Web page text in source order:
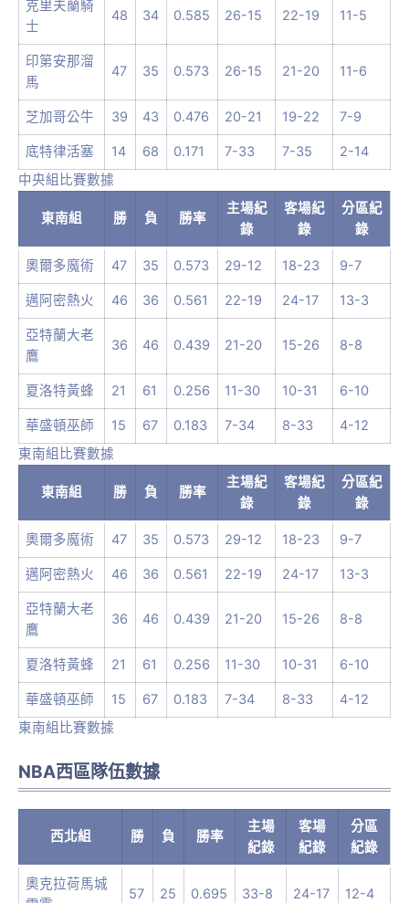
克里夫蘭騎
士
48 34 0.585 26-15 22-19 11-5
印第安那溜
馬
47 35 0.573 26-15 21-20 11-6
芝加哥公牛 39 43 0.476 20-21 19-22 7-9
底特律活塞 14 68 0.171 7-33 7-35
2-14
中央組比賽數據
東南組 勝 負 勝率
主場紀
錄
客場紀
錄
分區紀
錄
奧爾多魔術 47 35 0.573 29-12 18-23 9-7
邁阿密熱火 46 36 0.561 22-19 24-17 13-3
亞特蘭大老
鷹
36 46 0.439 21-20 15-26 8-8
夏洛特黃蜂 21 61 0.256 11-30 10-31 6-10
華盛頓巫師 15 67 0.183 7-34 8-33
4-12
東南組比賽數據
東南組 勝 負 勝率
主場紀
錄
客場紀
錄
分區紀
錄
奧爾多魔術 47 35 0.573 29-12 18-23 9-7
邁阿密熱火 46 36 0.561 22-19 24-17 13-3
亞特蘭大老
鷹
36 46 0.439 21-20 15-26 8-8
夏洛特黃蜂 21 61 0.256 11-30 10-31 6-10
華盛頓巫師 15 67 0.183 7-34 8-33
4-12
東南組比賽數據
NBA西區隊伍數據
西北組 勝 負 勝率
主場
紀錄
客場
紀錄
分區
紀錄
奧克拉荷馬城
57 25 0.695 33-8 24-17 12-4